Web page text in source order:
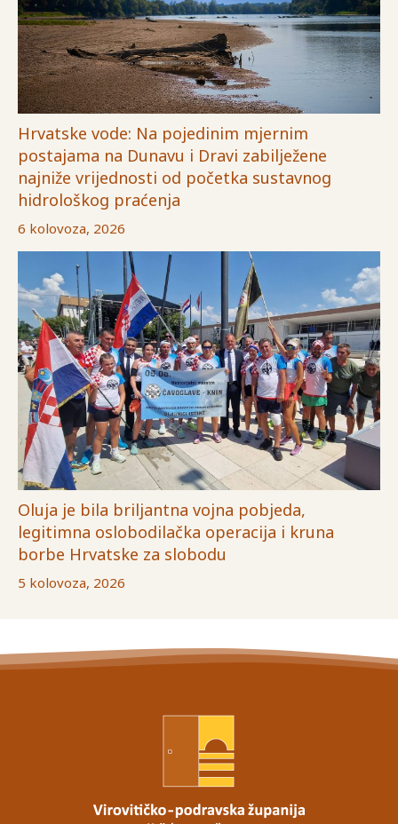
Hrvatske vode: Na pojedinim mjernim
postajama na Dunavu i Dravi zabilježene
najniže vrijednosti od početka sustavnog
hidrološkog praćenja
6 kolovoza, 2026
Oluja je bila briljantna vojna pobjeda,
legitimna oslobodilačka operacija i kruna
borbe Hrvatske za slobodu
5 kolovoza, 2026